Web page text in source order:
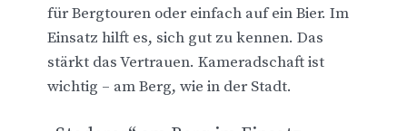
für Bergtouren oder einfach auf ein Bier. Im
Einsatz hilft es, sich gut zu kennen. Das
stärkt das Vertrauen. Kameradschaft ist
wichtig – am Berg, wie in der Stadt.